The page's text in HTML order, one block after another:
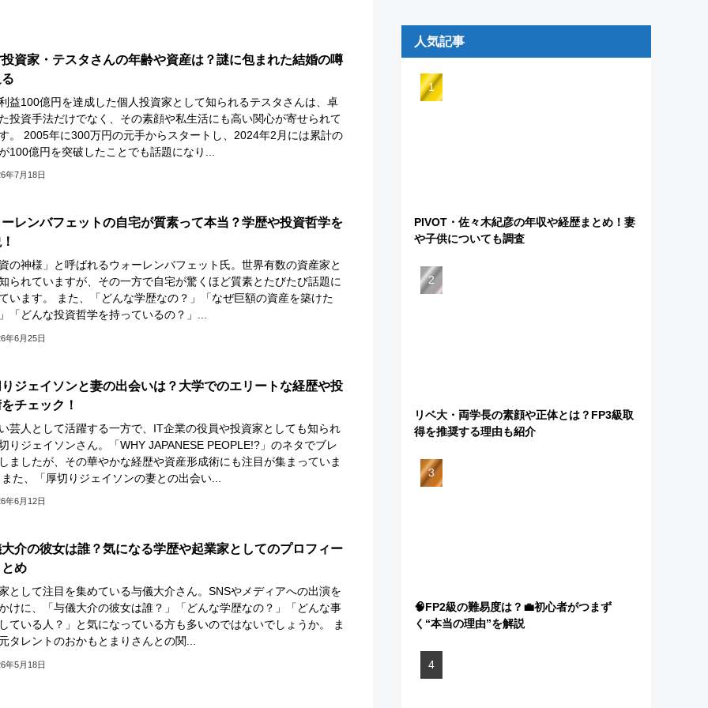
資家・テスタさんの年齢や資産は？謎に包まれた結婚の噂
益100億円を達成した個人投資家として知られるテスタさんは、卓
投資手法だけでなく、その素顔や私生活にも高い関心が寄せられて
。 2005年に300万円の元手からスタートし、2024年2月には累計の
100億円を突破したことでも話題になり...
年7月18日
レンバフェットの自宅が質素って本当？学歴や投資哲学を
の神様」と呼ばれるウォーレンバフェット氏。世界有数の資産家と
られていますが、その一方で自宅が驚くほど質素とたびたび話題に
います。 また、「どんな学歴なの？」「なぜ巨額の資産を築けた
「どんな投資哲学を持っているの？」...
年6月25日
ジェイソンと妻の出会いは？大学でのエリートな経歴や投
チェック！
芸人として活躍する一方で、IT企業の役員や投資家としても知られ
りジェイソンさん。「WHY JAPANESE PEOPLE!?」のネタでブレ
ましたが、その華やかな経歴や資産形成術にも注目が集まっていま
た、「厚切りジェイソンの妻との出会い...
年6月12日
介の彼女は誰？気になる学歴や起業家としてのプロフィー
め
として注目を集めている与儀大介さん。SNSやメディアへの出演を
けに、「与儀大介の彼女は誰？」「どんな学歴なの？」「どんな事
ている人？」と気になっている方も多いのではないでしょうか。 ま
タレントのおかもとまりさんとの関...
年5月18日
人気記事
PIVOT・佐々木紀彦の年収や経歴まとめ！妻
や子供についても調査
リベ大・両学長の素顔や正体とは？FP3級取
得を推奨する理由も紹介
🧠FP2級の難易度は？💼初心者がつまず
く“本当の理由”を解説